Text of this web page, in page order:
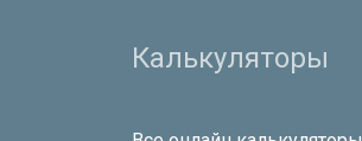
Калькуляторы